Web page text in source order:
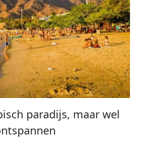
paradijs, maar wel